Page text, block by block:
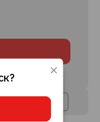
ПРЕДЛОЖЕНИЙ
?
согласие